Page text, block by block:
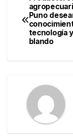
dePuno
tecnología
blando